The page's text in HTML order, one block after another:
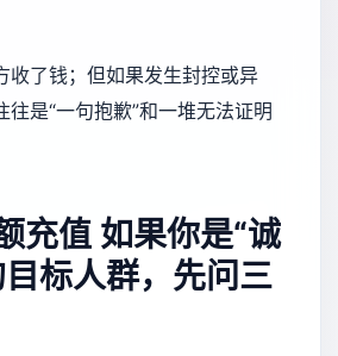
收了钱；但如果发生封控或异
往是“一句抱歉”和一堆无法证明
充值 如果你是“诚
标人群，先问三